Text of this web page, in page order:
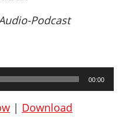
Podcast
00:00
| Download